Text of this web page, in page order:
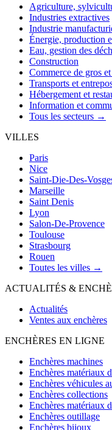
Agriculture,
Industries extractives
Industrie
Énergie, production
Eau, gestion des
Construction
Commerce de gros
Transports et
Hébergement et
Information et
Tous les secteurs →
VILLES
Paris
Nice
Saint-Die-Des-
Marseille
Saint Denis
Lyon
Salon-De-Provence
Toulouse
Strasbourg
Rouen
Toutes les villes →
ACTUALITÉS &
Actualités
Ventes aux enchères
ENCHÈRES EN LIGNE
Enchères machines
Enchères matériaux
Enchères véhicules
Enchères collections
Enchères matériaux
Enchères outillage
Enchères bijoux